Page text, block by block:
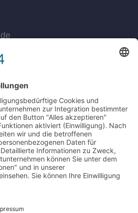
des Johanniterordens
0320 0060 02
»Siret«
benötigt.